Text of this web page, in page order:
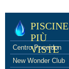
PISCINE
PIÙ
VISTE
Centro Poseidon
New Wonder Club